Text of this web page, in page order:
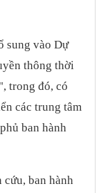
sung vào Dự
thông thời
trong đó, có
các trung tâm
ban hành
ban hành